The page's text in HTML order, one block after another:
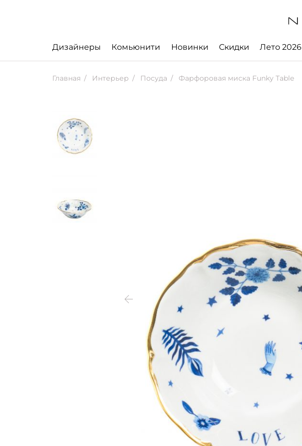
Дизайнеры Комьюнити Новинки Скидки Лето 2026
Главная Интерьер Посуда Фарфоровая миска Funky Table